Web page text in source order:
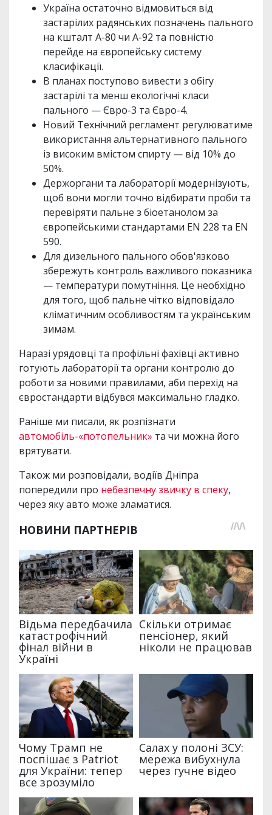
Україна остаточно відмовиться від
застарілих радянських позначень пального
на кшталт А-80 чи А-92 та повністю
перейде на європейську систему
класифікації.
В планах поступово вивести з обігу
застарілі та менш екологічні класи
пального — Євро-3 та Євро-4.
Новий Технічний регламент регулюватиме
використання альтернативного пального
із високим вмістом спирту — від 10% до
50%.
Держоргани та лабораторії модернізують,
щоб вони могли точно відбирати проби та
перевіряти пальне з біоетанолом за
європейськими стандартами EN 228 та EN
590.
Для дизельного пального обов'язково
збережуть контроль важливого показника
— температури помутніння. Це необхідно
для того, щоб пальне чітко відповідало
кліматичним особливостям та українським
зимам.
Наразі урядовці та профільні фахівці активно
готують лабораторії та органи контролю до
роботи за новими правилами, аби перехід на
євростандарти відбувся максимально гладко.
Раніше ми писали, як розпізнати
автомобіль-«потопельник» та чи можна його
врятувати.
Також ми розповідали, водіїв Дніпра
попередили про небезпечну звичку в спеку,
через яку авто може зламатися.